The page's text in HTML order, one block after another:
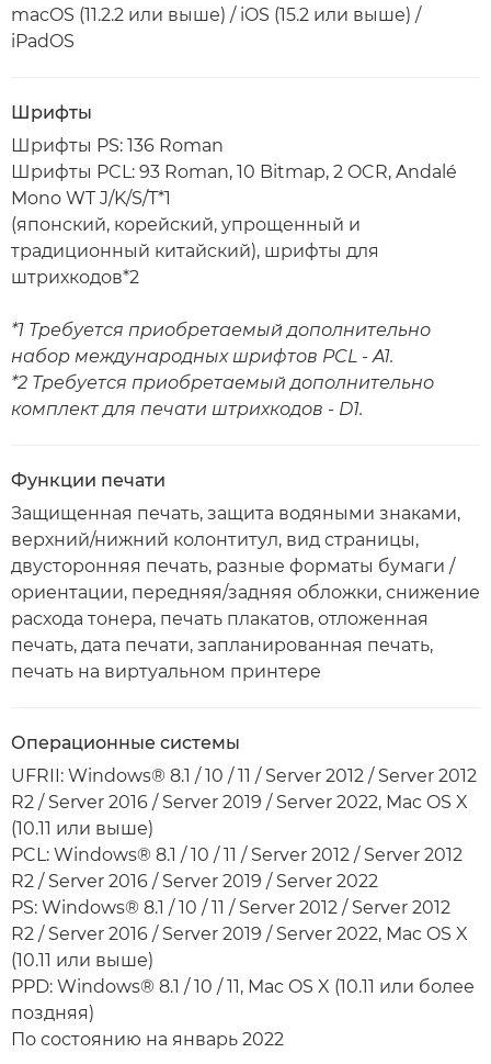
macOS (11.2.2 или выше) / iOS (15.2 или выше) /
iPadOS
Шрифты
Шрифты PS: 136 Roman
Шрифты PCL: 93 Roman, 10 Bitmap, 2 OCR, Andalé
Mono WT J/K/S/T*1
(японский, корейский, упрощенный и
традиционный китайский), шрифты для
штрихкодов*2
*1 Требуется приобретаемый дополнительно
набор международных шрифтов PCL - A1.
*2 Требуется приобретаемый дополнительно
комплект для печати штрихкодов - D1.
Функции печати
Защищенная печать, защита водяными знаками,
верхний/нижний колонтитул, вид страницы,
двусторонняя печать, разные форматы бумаги /
ориентации, передняя/задняя обложки, снижение
расхода тонера, печать плакатов, отложенная
печать, дата печати, запланированная печать,
печать на виртуальном принтере
Операционные системы
UFRII: Windows® 8.1 / 10 / 11 / Server 2012 / Server 2012
R2 / Server 2016 / Server 2019 / Server 2022, Mac OS X
(10.11 или выше)
PCL: Windows® 8.1 / 10 / 11 / Server 2012 / Server 2012
R2 / Server 2016 / Server 2019 / Server 2022
PS: Windows® 8.1 / 10 / 11 / Server 2012 / Server 2012
R2 / Server 2016 / Server 2019 / Server 2022, Mac OS X
(10.11 или выше)
PPD: Windows® 8.1 / 10 / 11, Mac OS X (10.11 или более
поздняя)
По состоянию на январь 2022